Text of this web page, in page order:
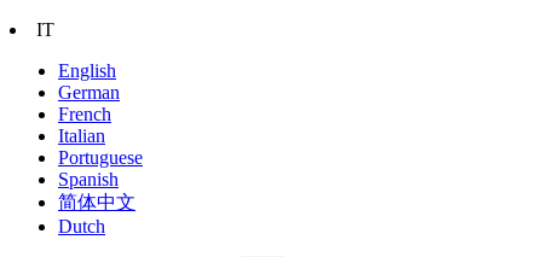
IT
English
German
French
Italian
Portuguese
Spanish
简体中文
Dutch